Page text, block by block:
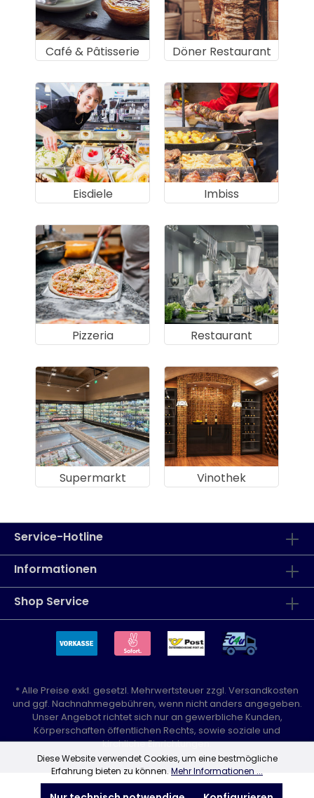
Café & Pâtisserie Döner Restaurant
Eisdiele Imbiss
Pizzeria Restaurant
Supermarkt Vinothek
Service-Hotline
Informationen
Shop Service
* Alle Preise exkl. gesetzl. Mehrwertsteuer zzgl. Versandkosten
und ggf. Nachnahmegebühren, wenn nicht anders angegeben.
Unser Angebot richtet sich nur an gewerbliche Kunden,
Körperschaften öffentlichen Rechts, sowie soziale und
kirchliche Einrichtungen.
Diese Website verwendet Cookies, um eine bestmögliche
Erfahrung bieten zu können. Mehr Informationen ...